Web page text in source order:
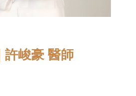
許峻豪 醫師